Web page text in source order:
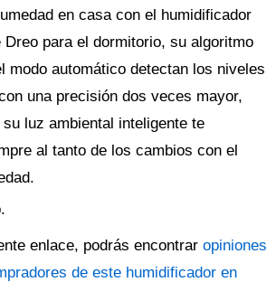
en casa con el humidificador
Dreo para el dormitorio, su algoritmo
modo automático detectan los niveles
una precisión dos veces mayor,
luz ambiental inteligente te
al tanto de los cambios con el
enlace, podrás encontrar opiniones
de este humidificador en